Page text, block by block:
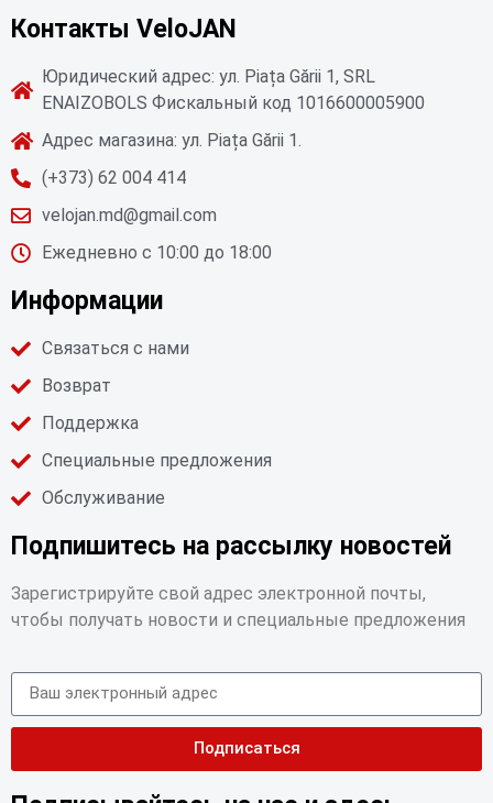
Контакты VeloJAN
Юридический адрес: ул. Piața Gării 1, SRL
ENAIZOBOLS Фискальный код 1016600005900
Адрес магазина: ул. Piața Gării 1.
(+373) 62 004 414
velojan.md@gmail.com
Ежедневно с 10:00 до 18:00
Информации
Связаться с нами
Возврат
Поддержка
Специальные предложения
Обслуживание
Подпишитесь на рассылку новостей
Зарегистрируйте свой адрес электронной почты,
чтобы получать новости и специальные предложения
Подписаться